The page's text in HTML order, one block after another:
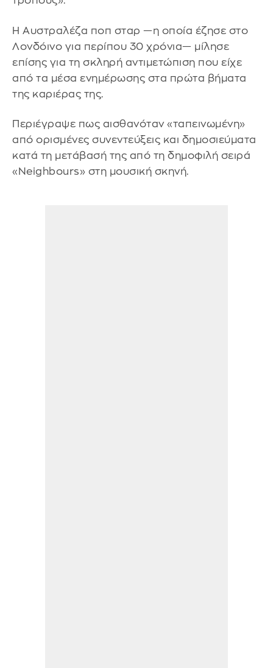
Η Αυστραλέζα ποπ σταρ —η οποία έζησε στο
Λονδόινο για περίπου 30 χρόνια— μίλησε
επίσης για τη σκληρή αντιμετώπιση που είχε
από τα μέσα ενημέρωσης στα πρώτα βήματα
της καριέρας της.
Περιέγραψε πως αισθανόταν «ταπεινωμένη»
από ορισμένες συνεντεύξεις και δημοσιεύματα
κατά τη μετάβασή της από τη δημοφιλή σειρά
«Neighbours» στη μουσική σκηνή.